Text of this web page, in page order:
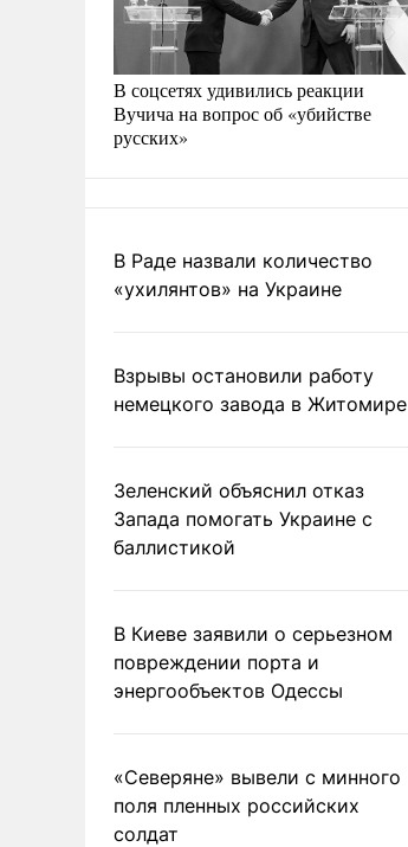
В соцсетях удивились реакции
Вучича на вопрос об «убийстве
русских»
В Раде назвали количество
«ухилянтов» на Украине
Взрывы остановили работу
немецкого завода в Житомире
Зеленский объяснил отказ
Запада помогать Украине с
баллистикой
В Киеве заявили о серьезном
повреждении порта и
энергообъектов Одессы
«Северяне» вывели с минного
поля пленных российских
солдат